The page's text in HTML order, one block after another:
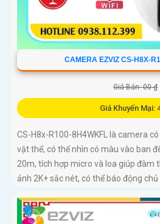
CAMERA EZVIZ CS-H8X-
Giá Bán: 00 ₫
Giá Khuyến Mại:
CS-H8x-R100-8H4WKFL là camera
vật thể, có thể nhìn có màu vào ban
20m, tích hợp micro và loa giúp đàm
ảnh 2K+ sắc nét, có thể báo động